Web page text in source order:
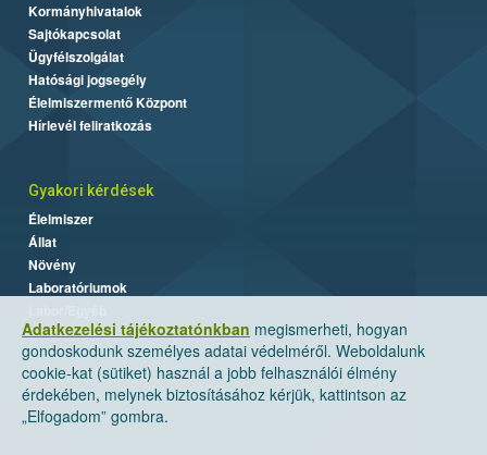
Adatkezelési tájékoztatónkban megismerheti, hogyan
gondoskodunk személyes adatai védelméről. Weboldalunk
cookie-kat (sütiket) használ a jobb felhasználói élmény
érdekében, melynek biztosításához kérjük, kattintson az
„Elfogadom” gombra.
Kormányhivatalok
Sajtókapcsolat
Ügyfélszolgálat
Hatósági jogsegély
Élelmiszermentő Központ
Hírlevél feliratkozás
Gyakori kérdések
Élelmiszer
Állat
Növény
Laboratóriumok